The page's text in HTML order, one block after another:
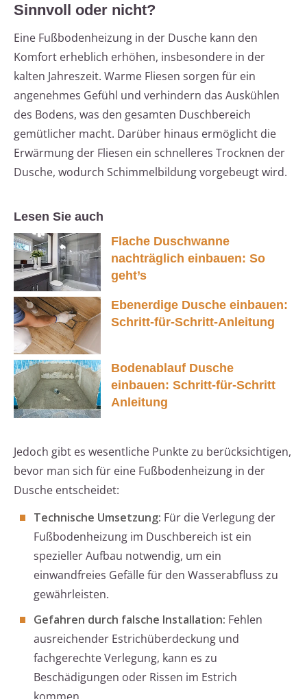
Sinnvoll oder nicht?
Eine Fußbodenheizung in der Dusche kann den
Komfort erheblich erhöhen, insbesondere in der
kalten Jahreszeit. Warme Fliesen sorgen für ein
angenehmes Gefühl und verhindern das Auskühlen
des Bodens, was den gesamten Duschbereich
gemütlicher macht. Darüber hinaus ermöglicht die
Erwärmung der Fliesen ein schnelleres Trocknen der
Dusche, wodurch Schimmelbildung vorgebeugt wird.
Lesen Sie auch
Flache Duschwanne
nachträglich einbauen: So
geht’s
Ebenerdige Dusche einbauen:
Schritt-für-Schritt-Anleitung
Bodenablauf Dusche
einbauen: Schritt-für-Schritt
Anleitung
Jedoch gibt es wesentliche Punkte zu berücksichtigen,
bevor man sich für eine Fußbodenheizung in der
Dusche entscheidet:
Technische Umsetzung: Für die Verlegung der
Fußbodenheizung im Duschbereich ist ein
spezieller Aufbau notwendig, um ein
einwandfreies Gefälle für den Wasserabfluss zu
gewährleisten.
Gefahren durch falsche Installation: Fehlen
ausreichender Estrichüberdeckung und
fachgerechte Verlegung, kann es zu
Beschädigungen oder Rissen im Estrich